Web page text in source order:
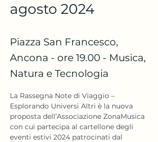
agosto 2024
Piazza San Francesco,
Ancona - ore 19.00 - Musica,
Natura e Tecnologia
La Rassegna Note di Viaggio –
Esplorando Universi Altri è la nuova
proposta dell’Associazione ZonaMusica
con cui partecipa al cartellone degli
eventi estivi 2024 patrocinati dal